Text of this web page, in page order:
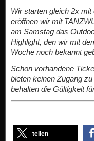
Wir starten gleich 2x
eröffnen wir mit
am Samstag das
Highlight, den wir mit
Woche noch bekannt
Schon vorhandene
bieten keinen Zugang
behalten die Gültigkeit
teilen